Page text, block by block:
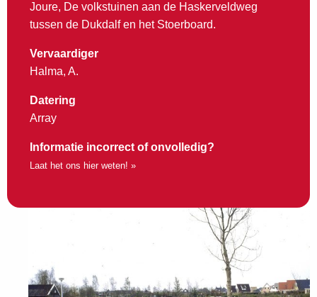
Joure, De volkstuinen aan de Haskerveldweg
tussen de Dukdalf en het Stoerboard.
Vervaardiger
Halma, A.
Datering
Array
Informatie incorrect of onvolledig?
Laat het ons hier weten! »